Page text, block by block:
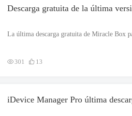
Descarga gratuita de la última
301 13
iDevice Manager Pro última